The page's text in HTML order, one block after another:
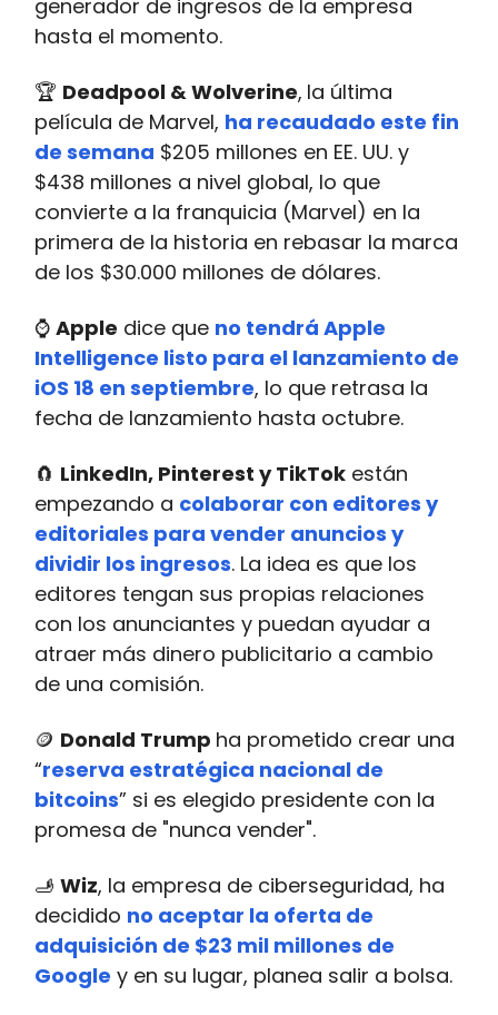
generador de ingresos de la empresa
hasta el momento.
🏆 Deadpool & Wolverine, la última
película de Marvel, ha recaudado este fin
de semana $205 millones en EE. UU. y
$438 millones a nivel global, lo que
convierte a la franquicia (Marvel) en la
primera de la historia en rebasar la marca
de los $30.000 millones de dólares.
⌚ Apple dice que no tendrá Apple
Intelligence listo para el lanzamiento de
iOS 18 en septiembre, lo que retrasa la
fecha de lanzamiento hasta octubre.
🧲 LinkedIn, Pinterest y TikTok están
empezando a colaborar con editores y
editoriales para vender anuncios y
dividir los ingresos. La idea es que los
editores tengan sus propias relaciones
con los anunciantes y puedan ayudar a
atraer más dinero publicitario a cambio
de una comisión.
🪙 Donald Trump ha prometido crear una
“reserva estratégica nacional de
bitcoins” si es elegido presidente con la
promesa de "nunca vender".
🫸 Wiz, la empresa de ciberseguridad, ha
decidido no aceptar la oferta de
adquisición de $23 mil millones de
Google y en su lugar, planea salir a bolsa.